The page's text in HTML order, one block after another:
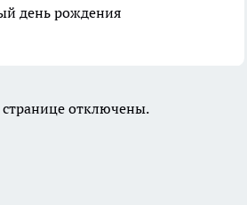
день рождения
отключены.